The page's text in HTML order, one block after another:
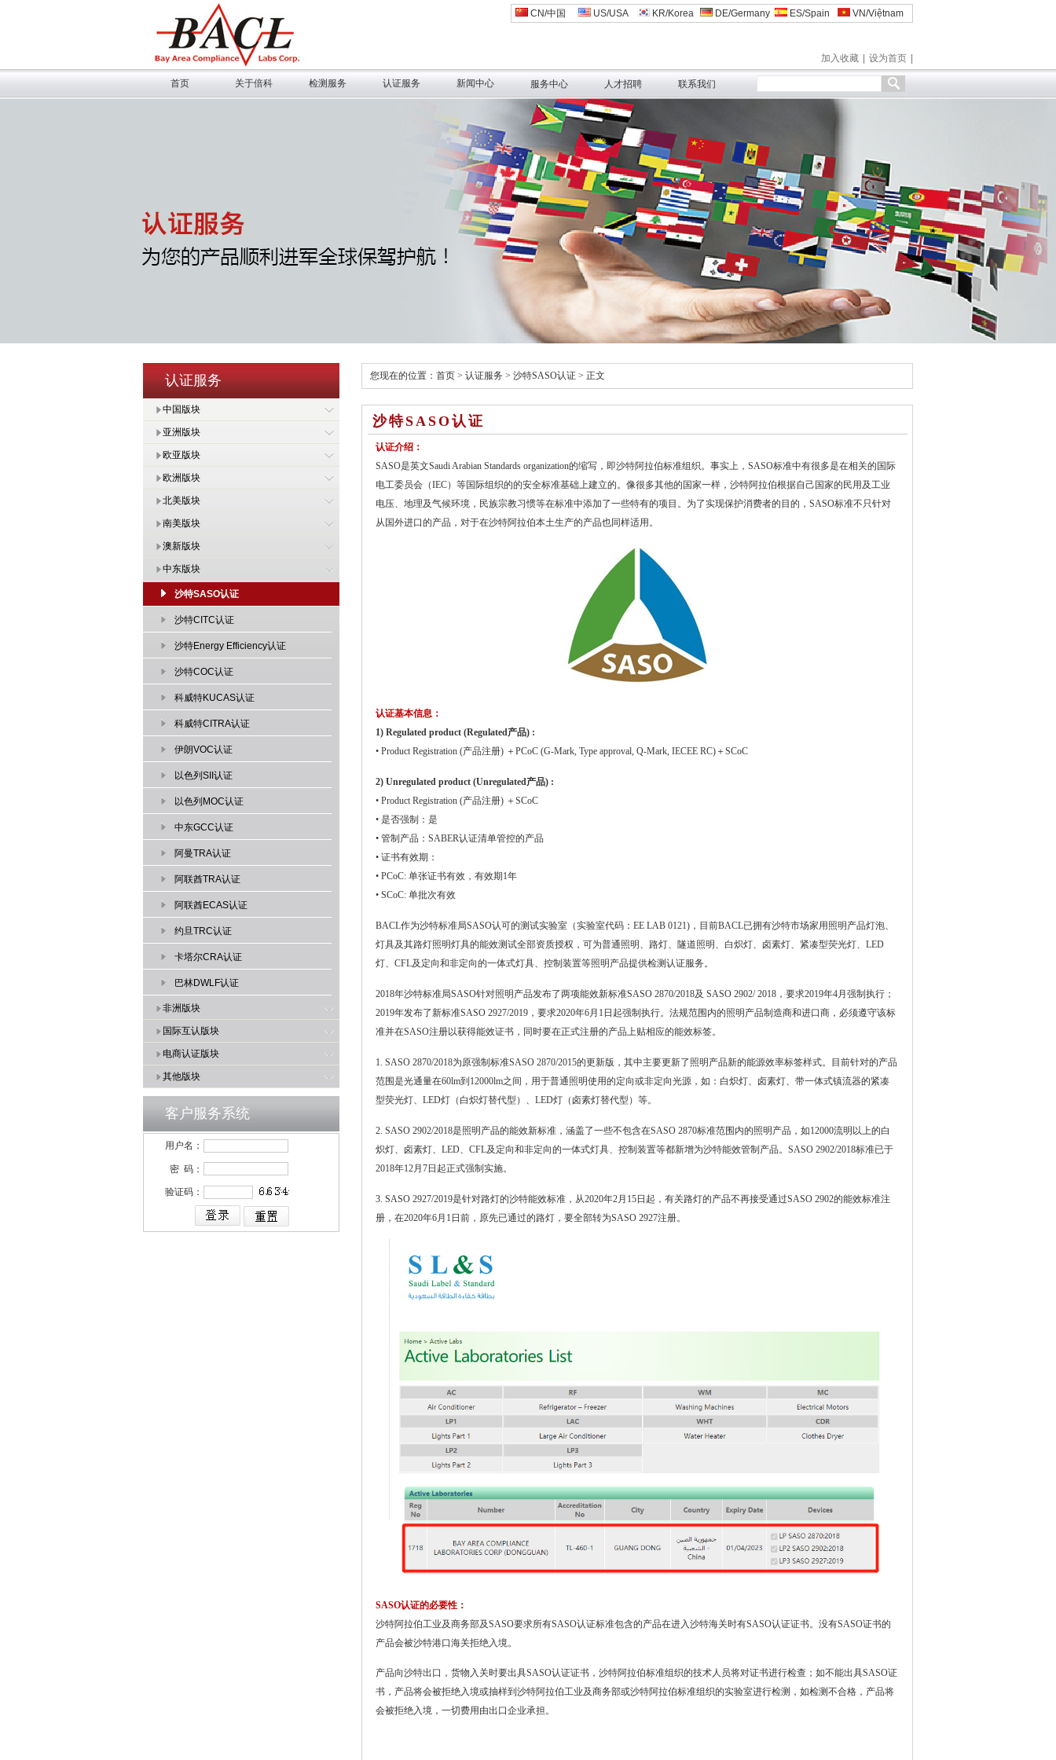
CN/中国 US/USA KR/Korea DE/Germany ES/Spain VN/Việtnam
设为首页
加入收藏
首页 关于倍科 检测服务 认证服务 新闻中心 服务中心 人才招聘 联系我们
认证服务
中国版块
亚洲版块
欧亚版块
欧洲版块
北美版块
南美版块
澳新版块
中东版块
沙特SASO认证
沙特CITC认证
沙特Energy Efficiency认证
沙特COC认证
科威特KUCAS认证
科威特CITRA认证
伊朗VOC认证
以色列SII认证
以色列MOC认证
中东GCC认证
阿曼TRA认证
阿联酋TRA认证
阿联酋ECAS认证
约旦TRC认证
卡塔尔CRA认证
巴林DWLF认证
非洲版块
国际互认版块
电商认证版块
其他版块
客户服务系统
用户名：
密 码：
验证码：
您现在的位置： 首页 > 认证服务 > 沙特SASO认证 > 正文
沙特SASO认证
认证介绍：
SASO是英文Saudi Arabian Standards organization的缩写，即沙特阿拉伯标准组织。事实上，SASO标准中有很多是在相关的国际
电工委员会（IEC）等国际组织的的安全标准基础上建立的。像很多其他的国家一样，沙特阿拉伯根据自己国家的民用及工业
电压、地理及气候环境，民族宗教习惯等在标准中添加了一些特有的项目。为了实现保护消费者的目的，SASO标准不只针对
从国外进口的产品，对于在沙特阿拉伯本土生产的产品也同样适用。
认证基本信息：
1) Regulated product (Regulated产品) :
• Product Registration (产品注册) ＋PCoC (G-Mark, Type approval, Q-Mark, IECEE RC)＋SCoC
2) Unregulated product (Unregulated产品) :
• Product Registration (产品注册) ＋SCoC
• 是否强制：是
• 管制产品：SABER认证清单管控的产品
• 证书有效期：
• PCoC: 单张证书有效，有效期1年
• SCoC: 单批次有效
BACL作为沙特标准局SASO认可的测试实验室（实验室代码：EE LAB 0121)，目前BACL已拥有沙特市场家用照明产品灯泡、
灯具及其路灯照明灯具的能效测试全部资质授权，可为普通照明、路灯、隧道照明、白炽灯、卤素灯、紧凑型荧光灯、LED
灯、CFL及定向和非定向的一体式灯具、控制装置等照明产品提供检测认证服务。
2018年沙特标准局SASO针对照明产品发布了两项能效新标准SASO 2870/2018及 SASO 2902/ 2018，要求2019年4月强制执行；
2019年发布了新标准SASO 2927/2019，要求2020年6月1日起强制执行。法规范围内的照明产品制造商和进口商，必须遵守该标
准并在SASO注册以获得能效证书，同时要在正式注册的产品上贴相应的能效标签。
1. SASO 2870/2018为原强制标准SASO 2870/2015的更新版，其中主要更新了照明产品新的能源效率标签样式。目前针对的产品
范围是光通量在60lm到12000lm之间，用于普通照明使用的定向或非定向光源，如：白炽灯、卤素灯、带一体式镇流器的紧凑
型荧光灯、LED灯（白炽灯替代型）、LED灯（卤素灯替代型）等。
2. SASO 2902/2018是照明产品的能效新标准，涵盖了一些不包含在SASO 2870标准范围内的照明产品，如12000流明以上的白
炽灯、卤素灯、LED、CFL及定向和非定向的一体式灯具、控制装置等都新增为沙特能效管制产品。SASO 2902/2018标准已于
2018年12月7日起正式强制实施。
3. SASO 2927/2019是针对路灯的沙特能效标准，从2020年2月15日起，有关路灯的产品不再接受通过SASO 2902的能效标准注
册，在2020年6月1日前，原先已通过的路灯，要全部转为SASO 2927注册。
SASO认证的必要性：
沙特阿拉伯工业及商务部及SASO要求所有SASO认证标准包含的产品在进入沙特海关时有SASO认证证书。没有SASO证书的
产品会被沙特港口海关拒绝入境。
产品向沙特出口，货物入关时要出具SASO认证证书，沙特阿拉伯标准组织的技术人员将对证书进行检查；如不能出具SASO证
书，产品将会被拒绝入境或抽样到沙特阿拉伯工业及商务部或沙特阿拉伯标准组织的实验室进行检测，如检测不合格，产品将
会被拒绝入境，一切费用由出口企业承担。